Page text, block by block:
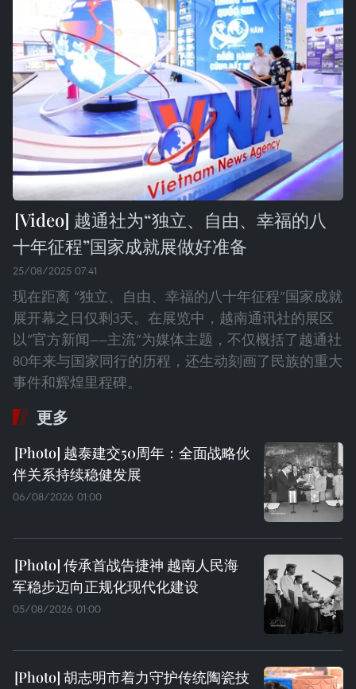
越通社为“独立、自由、幸福的八
十年征程”国家成就展做好准备
25/08/2025 07:41
现在距离 “独立、自由、幸福的八十年征程”国家成就
展开幕之日仅剩3天。在展览中，越南通讯社的展区
以“官方新闻——主流”为媒体主题，不仅概括了越通社
80年来与国家同行的历程，还生动刻画了民族的重大
事件和辉煌里程碑。
更多
越泰建交50周年：全面战略伙
伴关系持续稳健发展
06/08/2026 01:00
传承首战告捷神 越南人民海
军稳步迈向正规化现代化建设
05/08/2026 01:00
胡志明市着力守护传统陶瓷技